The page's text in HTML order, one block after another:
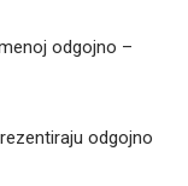
odgojno –
odgojno